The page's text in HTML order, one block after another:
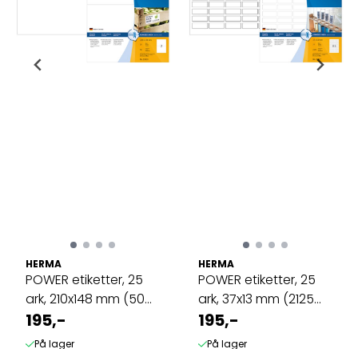
HERMA
POWER etiketter, 25
ark, 210x148 mm (50
stk)
195,-
På lager
HERMA
POWER etiketter, 25
ark, 37x13 mm (2125
stk)
195,-
På lager